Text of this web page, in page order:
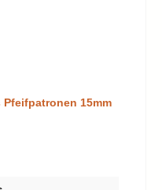
Pfeifpatronen 15mm